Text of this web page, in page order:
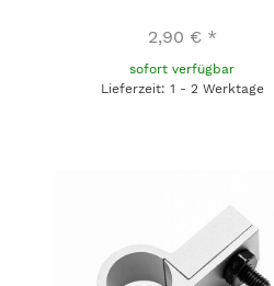
2,90 € *
sofort verfügbar
Lieferzeit: 1 - 2 Werktage